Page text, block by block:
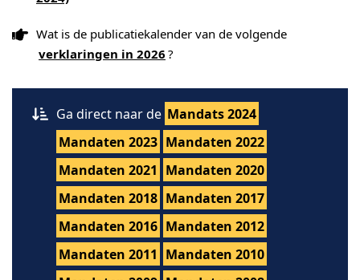
Wat is de publicatiekalender van de volgende
verklaringen in 2026 ?
Ga direct naar de Mandats 2024
Mandaten 2023 Mandaten 2022
Mandaten 2021 Mandaten 2020
Mandaten 2018 Mandaten 2017
Mandaten 2016 Mandaten 2012
Mandaten 2011 Mandaten 2010